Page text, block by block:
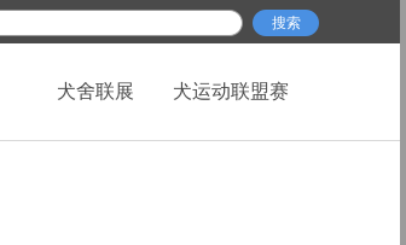
搜索
犬舍联展 犬运动联盟赛